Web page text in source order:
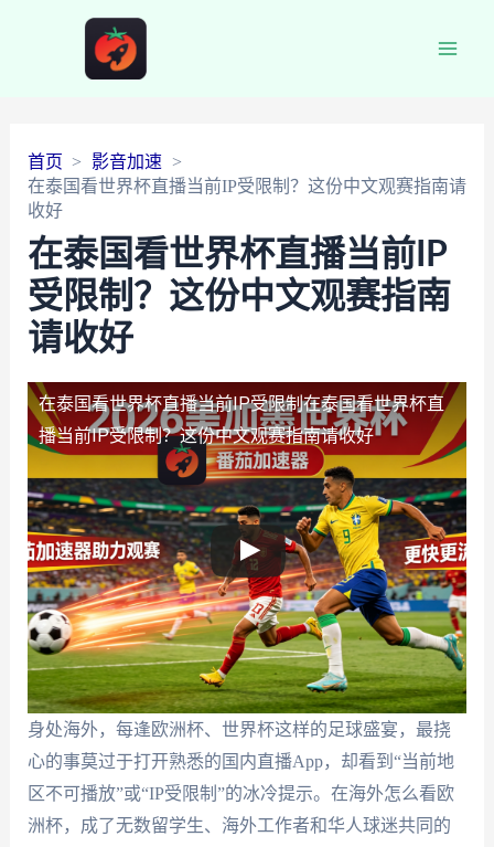
首页
影音加速
在泰国看世界杯直播当前IP受限制？这份中文观赛指南请
收好
在泰国看世界杯直播当前IP
受限制？这份中文观赛指南
请收好
在泰国看世界杯直播当前IP受限制在泰国看世界杯直
播当前IP受限制？这份中文观赛指南请收好
身处海外，每逢欧洲杯、世界杯这样的足球盛宴，最挠
心的事莫过于打开熟悉的国内直播App，却看到“当前地
区不可播放”或“IP受限制”的冰冷提示。在海外怎么看欧
洲杯，成了无数留学生、海外工作者和华人球迷共同的